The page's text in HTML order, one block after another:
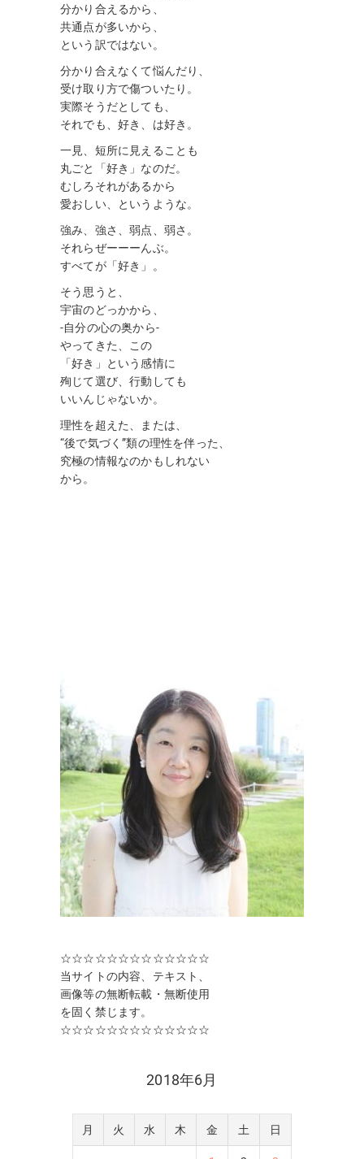
分かり合えるから、
共通点が多いから、
という訳ではない。
分かり合えなくて悩んだり、
受け取り方で傷ついたり。
実際そうだとしても、
それでも、好き、は好き。
一見、短所に見えることも
丸ごと「好き」なのだ。
むしろそれがあるから
愛おしい、というような。
強み、強さ、弱点、弱さ。
それらぜーーーんぶ。
すべてが「好き」。
そう思うと、
宇宙のどっかから、
-自分の心の奥から-
やってきた、この
「好き」という感情に
殉じて選び、行動しても
いいんじゃないか。
理性を超えた、または、
“後で気づく”類の理性を伴った、
究極の情報なのかもしれない
から。
☆☆☆☆☆☆☆☆☆☆☆☆☆
当サイトの内容、テキスト、
画像等の無断転載・無断使用
を固く禁じます。
☆☆☆☆☆☆☆☆☆☆☆☆☆
2018年6月
月 火 水 木 金 土 日